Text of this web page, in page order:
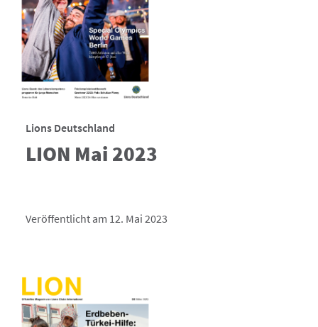
Lions Deutschland
LION Mai 2023
Veröffentlicht am 12. Mai 2023